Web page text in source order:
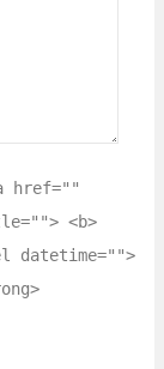
href=""
<b>
datetime="">